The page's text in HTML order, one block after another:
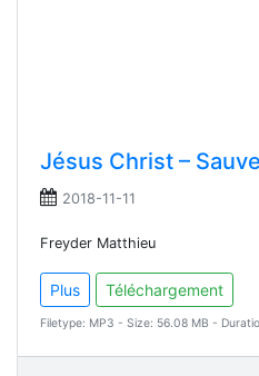
Jésus Christ –
2018-11-11
Freyder Matthieu
Plus Téléchargement
Filetype: MP3 - Size: 56.08 MB -